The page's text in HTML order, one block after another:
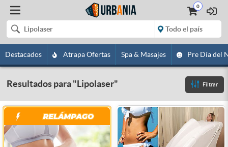
0
Destacados Atrapa Ofertas Spa & Masajes Pre Día del
Filtrar
Resultados para"Lipolaser"